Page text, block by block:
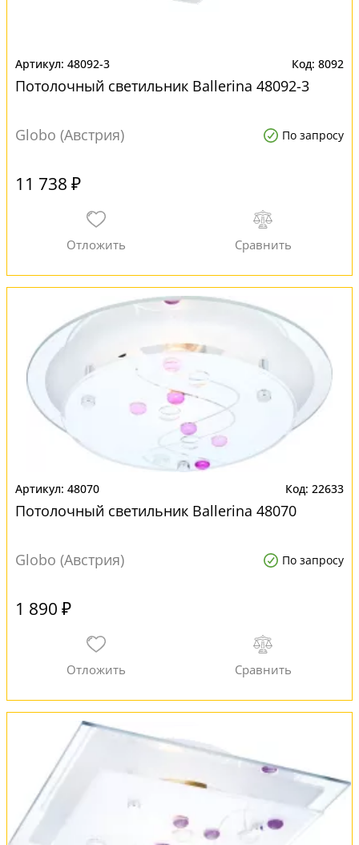
48092-3 8092
Потолочный светильник Ballerina 48092-3
Globo (Австрия) По запросу
11 738 ₽
48070 22633
Потолочный светильник Ballerina 48070
Globo (Австрия) По запросу
1 890 ₽